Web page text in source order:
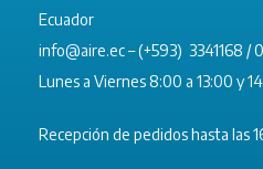
Ecuador
info@aire.ec– (+593) 3341168 /
Lunes a Viernes 8:00 a 13:00 y
Recepción de pedidos hasta las